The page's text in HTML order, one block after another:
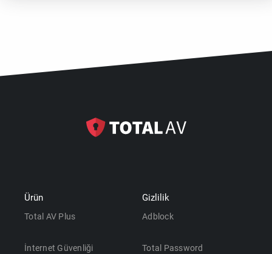
doldurmanın yanı sıra VPN web güvenliği özellikleri
Ürün
Total AV Plus
İnternet Güvenliği
Gizlilik
Adblock
Total Password